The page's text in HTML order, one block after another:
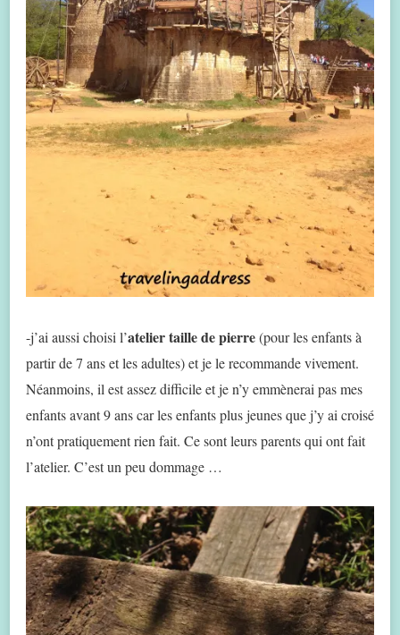
-j’ai aussi choisi l’atelier taille de pierre(pour les enfants à
partir de 7 ans et les adultes) et je le recommande vivement.
Néanmoins, il est assez difficile et je n’y emmènerai pas mes
enfants avant 9 ans car les enfants plus jeunes que j’y ai croisé
n’ont pratiquement rien fait. Ce sont leurs parents qui ont fait
l’atelier. C’est un peu dommage …